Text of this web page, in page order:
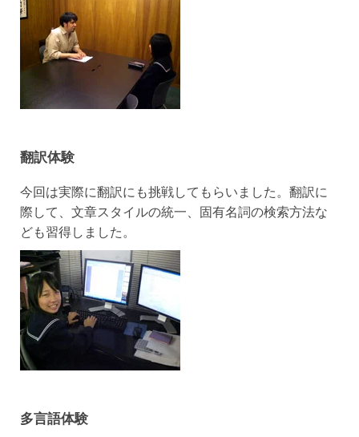
翻訳体験
今回は実際に翻訳にも挑戦してもらいました。翻訳に
際して、文章スタイルの統一、固有名詞の検索方法な
ども習得しました。
多言語体験